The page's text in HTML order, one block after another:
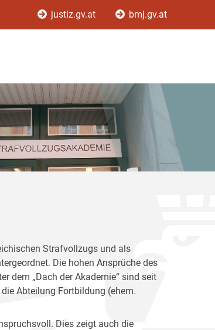
justiz.gv.at bmj.gv.at
Strafvollzugs und als
Die hohen Ansprüche des
dem „Dach der Akademie“ sind seit
Abteilung Fortbildung (ehem.
Dies zeigt auch die